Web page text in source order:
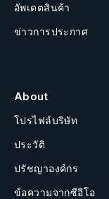
อัพเดตสินค้า
ข่าวการประกาศ
About
โปรไฟล์บริษัท
ประวัติ
ปรัชญาองค์กร
ข้อความจากซีอีโอ